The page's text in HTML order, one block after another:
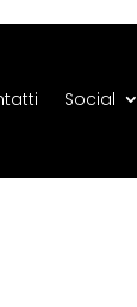
Social